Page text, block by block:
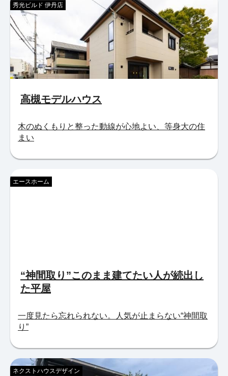
高槻モデルハウス
秀光ビルド 伊丹店
木のぬくもりと整った動線が心地よい、等身大の住
まい
“神間取り”このまま建てたい人が続出し
た平屋
エースホーム
一度見たら忘れられない。人気が止まらない“神間取
り”
ネクストハウスデザイン